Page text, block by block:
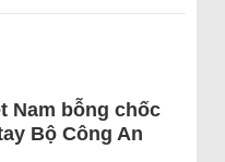
Nam bỗng chốc
Bộ Công An